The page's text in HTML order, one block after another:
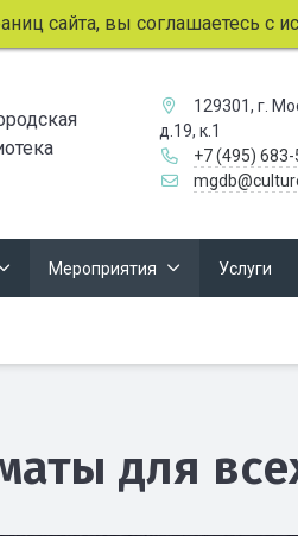
сайта, вы соглашаетесь с
129301, г.
д.19, к.1
+7 (495) 683-
Мероприятия Услуги
для